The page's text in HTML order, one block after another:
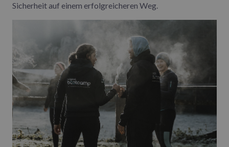
Sicherheit auf einem erfolgreicheren Weg.